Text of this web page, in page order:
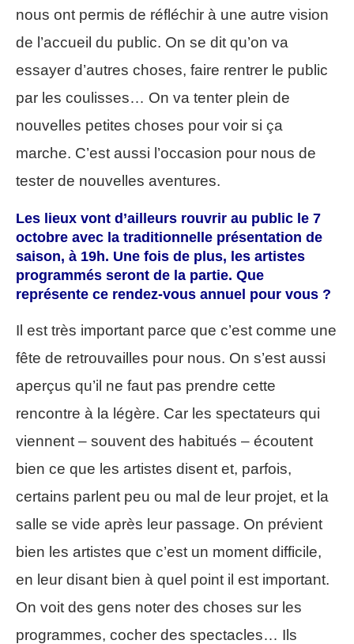
nous ont permis de réfléchir à une autre vision
de l’accueil du public. On se dit qu’on va
essayer d’autres choses, faire rentrer le public
par les coulisses… On va tenter plein de
nouvelles petites choses pour voir si ça
marche. C’est aussi l’occasion pour nous de
tester de nouvelles aventures.
Les lieux vont d’ailleurs rouvrir au public le 7
octobre avec la traditionnelle présentation de
saison, à 19h. Une fois de plus, les artistes
programmés seront de la partie. Que
représente ce rendez-vous annuel pour vous ?
Il est très important parce que c’est comme une
fête de retrouvailles pour nous. On s’est aussi
aperçus qu’il ne faut pas prendre cette
rencontre à la légère. Car les spectateurs qui
viennent – souvent des habitués – écoutent
bien ce que les artistes disent et, parfois,
certains parlent peu ou mal de leur projet, et la
salle se vide après leur passage. On prévient
bien les artistes que c’est un moment difficile,
en leur disant bien à quel point il est important.
On voit des gens noter des choses sur les
programmes, cocher des spectacles… Ils